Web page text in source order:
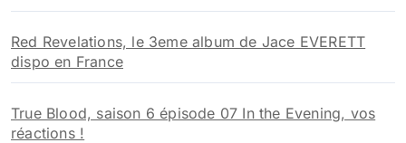
Red Revelations, le 3eme album de Jace EVERETT
dispo en France
True Blood, saison 6 épisode 07 In the Evening, vos
réactions !